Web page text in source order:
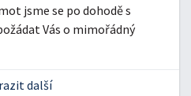
jsme se po dohodě s
Vás o mimořádný
další